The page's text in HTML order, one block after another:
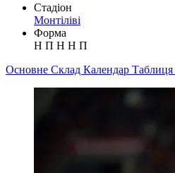
Стадіон
Монтіліві
Форма
Н П Н Н П
Основне Склад Календар Таблиця